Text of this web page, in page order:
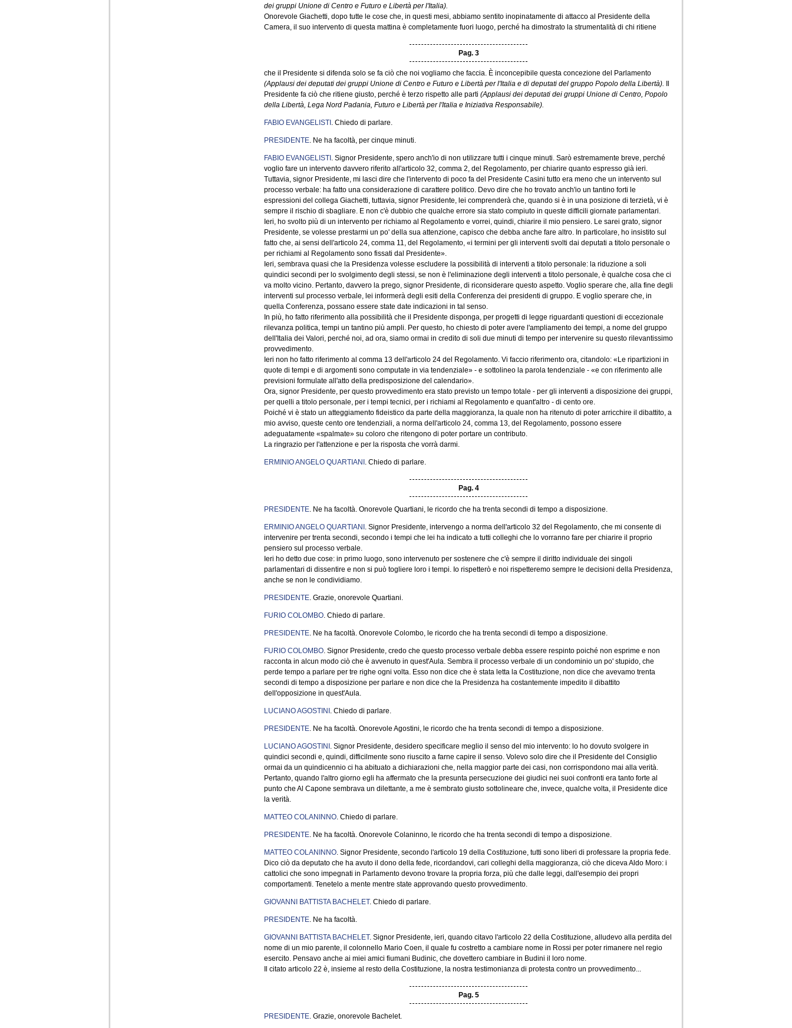
dei gruppi Unione di Centro e Futuro e Libertà per l'Italia).
Onorevole Giachetti, dopo tutte le cose che, in questi mesi, abbiamo sentito inopinatamente di attacco al Presidente della
Camera, il suo intervento di questa mattina è completamente fuori luogo, perché ha dimostrato la strumentalità di chi ritiene
Pag. 3
che il Presidente si difenda solo se fa ciò che noi vogliamo che faccia. È inconcepibile questa concezione del Parlamento
(Applausi dei deputati dei gruppi Unione di Centro e Futuro e Libertà per l'Italia e di deputati del gruppo Popolo della Libertà).
Presidente fa ciò che ritiene giusto, perché è terzo rispetto alle parti (Applausi dei deputati dei gruppi Unione di Centro, Popolo
della Libertà, Lega Nord Padania, Futuro e Libertà per l'Italia e Iniziativa Responsabile).
FABIO EVANGELISTI . Chiedo di parlare.
PRESIDENTE. Ne ha facoltà, per cinque minuti.
FABIO EVANGELISTI . Signor Presidente, spero anch'io di non utilizzare tutti i cinque minuti. Sarò estremamente breve, perché
voglio fare un intervento davvero riferito all'articolo 32, comma 2, del Regolamento, per chiarire quanto espresso già ieri.
Tuttavia, signor Presidente, mi lasci dire che l'intervento di poco fa del Presidente Casini tutto era meno che un intervento sul
processo verbale: ha fatto una considerazione di carattere politico. Devo dire che ho trovato anch'io un tantino forti le
espressioni del collega Giachetti, tuttavia, signor Presidente, lei comprenderà che, quando si è in una posizione di terzietà, vi è
sempre il rischio di sbagliare. E non c'è dubbio che qualche errore sia stato compiuto in queste difficili giornate parlamentari.
Ieri, ho svolto più di un intervento per richiamo al Regolamento e vorrei, quindi, chiarire il mio pensiero. Le sarei grato, signor
Presidente, se volesse prestarmi un po' della sua attenzione, capisco che debba anche fare altro. In particolare, ho insistito sul
fatto che, ai sensi dell'articolo 24, comma 11, del Regolamento, «i termini per gli interventi svolti dai deputati a titolo personale o
per richiami al Regolamento sono fissati dal Presidente».
Ieri, sembrava quasi che la Presidenza volesse escludere la possibilità di interventi a titolo personale: la riduzione a soli
quindici secondi per lo svolgimento degli stessi, se non è l'eliminazione degli interventi a titolo personale, è qualche cosa che ci
va molto vicino. Pertanto, davvero la prego, signor Presidente, di riconsiderare questo aspetto. Voglio sperare che, alla fine degli
interventi sul processo verbale, lei informerà degli esiti della Conferenza dei presidenti di gruppo. E voglio sperare che, in
quella Conferenza, possano essere state date indicazioni in tal senso.
In più, ho fatto riferimento alla possibilità che il Presidente disponga, per progetti di legge riguardanti questioni di eccezionale
rilevanza politica, tempi un tantino più ampli. Per questo, ho chiesto di poter avere l'ampliamento dei tempi, a nome del gruppo
dell'Italia dei Valori, perché noi, ad ora, siamo ormai in credito di soli due minuti di tempo per intervenire su questo rilevantissimo
provvedimento.
Ieri non ho fatto riferimento al comma 13 dell'articolo 24 del Regolamento. Vi faccio riferimento ora, citandolo: «Le ripartizioni in
quote di tempi e di argomenti sono computate in via tendenziale» - e sottolineo la parola tendenziale - «e con riferimento alle
previsioni formulate all'atto della predisposizione del calendario».
Ora, signor Presidente, per questo provvedimento era stato previsto un tempo totale - per gli interventi a disposizione dei gruppi,
per quelli a titolo personale, per i tempi tecnici, per i richiami al Regolamento e quant'altro - di cento ore.
Poiché vi è stato un atteggiamento fideistico da parte della maggioranza, la quale non ha ritenuto di poter arricchire il dibattito, a
mio avviso, queste cento ore tendenziali, a norma dell'articolo 24, comma 13, del Regolamento, possono essere
adeguatamente «spalmate» su coloro che ritengono di poter portare un contributo.
La ringrazio per l'attenzione e per la risposta che vorrà darmi.
ERMINIO ANGELO QUARTIANI . Chiedo di parlare.
Pag. 4
PRESIDENTE. Ne ha facoltà. Onorevole Quartiani, le ricordo che ha trenta secondi di tempo a disposizione.
ERMINIO ANGELO QUARTIANI . Signor Presidente, intervengo a norma dell'articolo 32 del Regolamento, che mi consente di
intervenire per trenta secondi, secondo i tempi che lei ha indicato a tutti colleghi che lo vorranno fare per chiarire il proprio
pensiero sul processo verbale.
Ieri ho detto due cose: in primo luogo, sono intervenuto per sostenere che c'è sempre il diritto individuale dei singoli
parlamentari di dissentire e non si può togliere loro i tempi. Io rispetterò e noi rispetteremo sempre le decisioni della Presidenza,
anche se non le condividiamo.
PRESIDENTE. Grazie, onorevole Quartiani.
FURIO COLOMBO. Chiedo di parlare.
PRESIDENTE. Ne ha facoltà. Onorevole Colombo, le ricordo che ha trenta secondi di tempo a disposizione.
FURIO COLOMBO. Signor Presidente, credo che questo processo verbale debba essere respinto poiché non esprime e non
racconta in alcun modo ciò che è avvenuto in quest'Aula. Sembra il processo verbale di un condominio un po' stupido, che
perde tempo a parlare per tre righe ogni volta. Esso non dice che è stata letta la Costituzione, non dice che avevamo trenta
secondi di tempo a disposizione per parlare e non dice che la Presidenza ha costantemente impedito il dibattito
dell'opposizione in quest'Aula.
LUCIANO AGOSTINI . Chiedo di parlare.
PRESIDENTE. Ne ha facoltà. Onorevole Agostini, le ricordo che ha trenta secondi di tempo a disposizione.
LUCIANO AGOSTINI . Signor Presidente, desidero specificare meglio il senso del mio intervento: lo ho dovuto svolgere in
quindici secondi e, quindi, difficilmente sono riuscito a farne capire il senso. Volevo solo dire che il Presidente del Consiglio
ormai da un quindicennio ci ha abituato a dichiarazioni che, nella maggior parte dei casi, non corrispondono mai alla verità.
Pertanto, quando l'altro giorno egli ha affermato che la presunta persecuzione dei giudici nei suoi confronti era tanto forte al
punto che Al Capone sembrava un dilettante, a me è sembrato giusto sottolineare che, invece, qualche volta, il Presidente dice
la verità.
MATTEO COLANINNO. Chiedo di parlare.
PRESIDENTE. Ne ha facoltà. Onorevole Colaninno, le ricordo che ha trenta secondi di tempo a disposizione.
MATTEO COLANINNO. Signor Presidente, secondo l'articolo 19 della Costituzione, tutti sono liberi di professare la propria fede.
Dico ciò da deputato che ha avuto il dono della fede, ricordandovi, cari colleghi della maggioranza, ciò che diceva Aldo Moro: i
cattolici che sono impegnati in Parlamento devono trovare la propria forza, più che dalle leggi, dall'esempio dei propri
comportamenti. Tenetelo a mente mentre state approvando questo provvedimento.
GIOVANNI BATTISTA BACHELET. Chiedo di parlare.
PRESIDENTE. Ne ha facoltà.
GIOVANNI BATTISTA BACHELET. Signor Presidente, ieri, quando citavo l'articolo 22 della Costituzione, alludevo alla perdita del
nome di un mio parente, il colonnello Mario Coen, il quale fu costretto a cambiare nome in Rossi per poter rimanere nel regio
esercito. Pensavo anche ai miei amici fiumani Budinic, che dovettero cambiare in Budini il loro nome.
Il citato articolo 22 è, insieme al resto della Costituzione, la nostra testimonianza di protesta contro un provvedimento...
Pag. 5
PRESIDENTE. Grazie, onorevole Bachelet.